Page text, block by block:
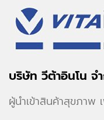
บริษัท วีต้าอินโน จ
ผู้นำเข้าสินค้าสุขภา